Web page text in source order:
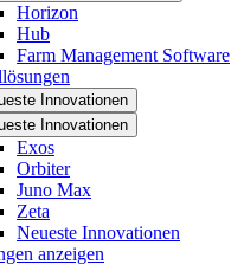
Horizon
Hub
Farm Management Software
Innovationen
Innovationen
Exos
Orbiter
Juno Max
Zeta
Neueste Innovationen
anzeigen